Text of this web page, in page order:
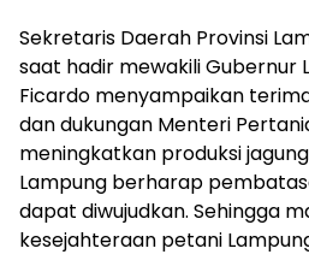
Sekretaris Daerah Provinsi
saat hadir mewakili Gubernur
Ficardo menyampaikan
dan dukungan Menteri
meningkatkan produksi
Lampung berharap
dapat diwujudkan. Sehingga
kesejahteraan petani